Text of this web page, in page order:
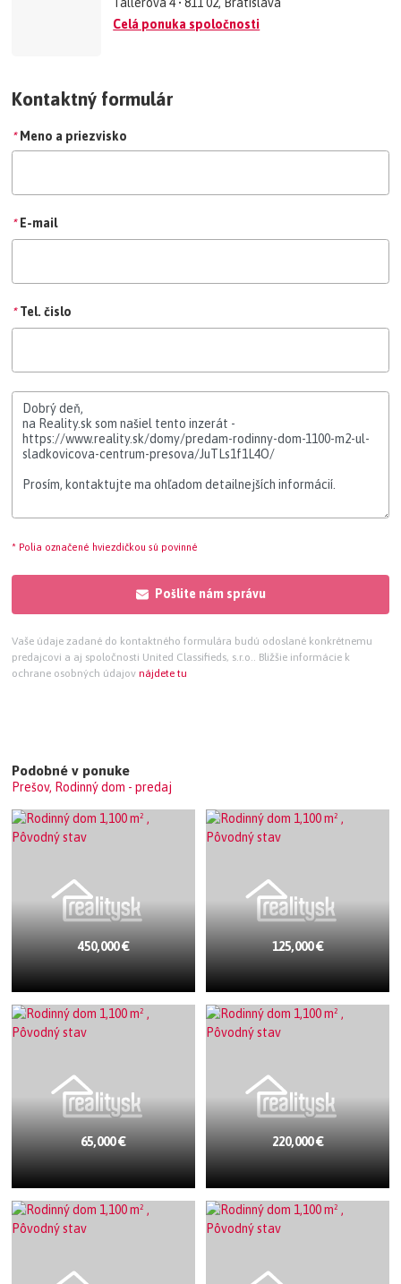
Celá ponuka spoločnosti
Kontaktný formulár
* Meno a priezvisko
* E-mail
* Tel. čislo
* Polia označené hviezdičkou sú povinné
Pošlite nám správu
Vaše údaje zadané do kontaktného formulára budú odoslané konkrétnemu
predajcovi a aj spoločnosti United Classifieds, s.r.o.. Bližšie informácie k
ochrane osobných údajov nájdete tu
Podobné v ponuke
Prešov, Rodinný dom - predaj
450,000 € 125,000 €
65,000 € 220,000 €